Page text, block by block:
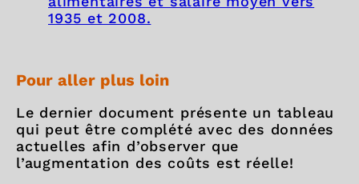
1935 et 2008.
Pour aller plus loin
Le dernier document présente un tableau
qui peut être complété avec des données
actuelles afin d’observer que
l’augmentation des coûts est réelle!